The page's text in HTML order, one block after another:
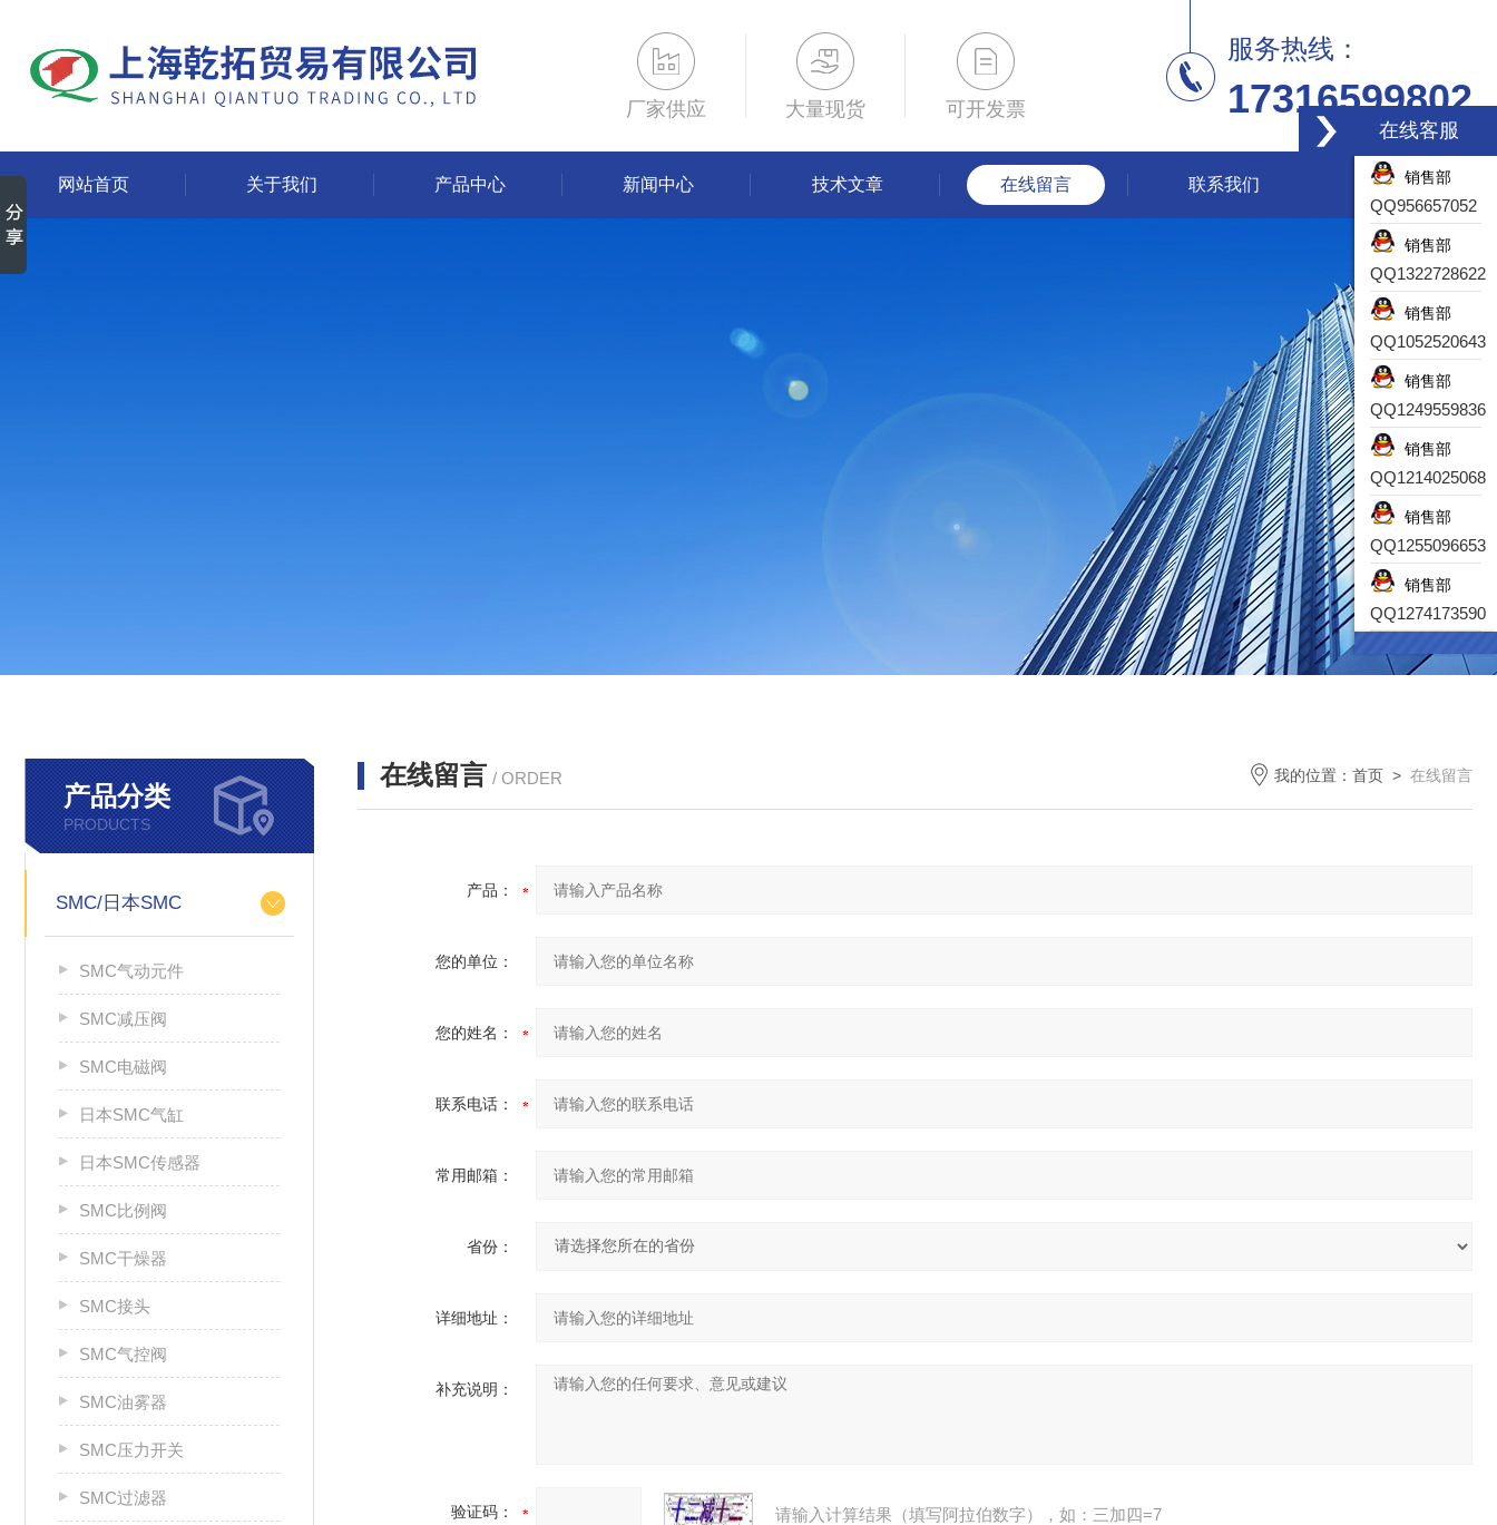
厂家供应 大量现货 可开发票
服务热线：
17316599802
网站首页 关于我们 产品中心 新闻中心 技术文章 在线留言 联系我们
产品分类
PRODUCTS
SMC/日本SMC
SMC气动元件
SMC减压阀
SMC电磁阀
日本SMC气缸
日本SMC传感器
SMC比例阀
SMC干燥器
SMC接头
SMC气控阀
SMC油雾器
SMC压力开关
SMC过滤器
在线留言 / ORDER 我的位置： 首页 > 在线留言
产品：
您的单位：
您的姓名：
联系电话：
常用邮箱：
省份：
详细地址：
补充说明：
验证码： 请输入计算结果（填写阿拉伯数字），如：三加四=7
在线客服
销售部
QQ956657052
销售部
QQ1322728622
销售部
QQ1052520643
销售部
QQ1249559836
销售部
QQ1214025068
销售部
QQ1255096653
销售部
QQ1274173590